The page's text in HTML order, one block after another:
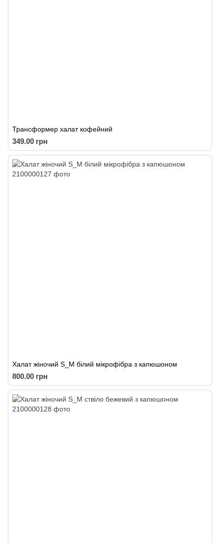
Трансформер халат кофейний
349.00 грн
Халат жіночий S_M білий мікрофібра з капюшоном
800.00 грн